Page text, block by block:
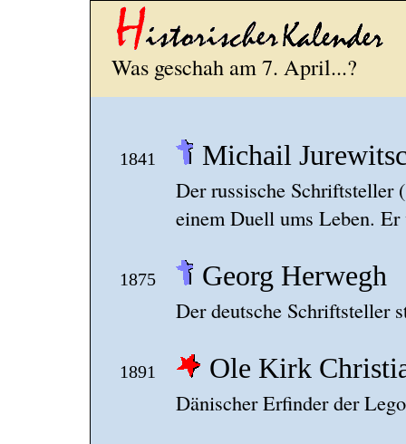
Was geschah am 7. April...?
1841 Michail
Der russische
einem Duell ums Leben.
1875 Georg Herwegh
Der deutsche Schriftsteller
1891 Ole Kirk
Dänischer Erfinder der